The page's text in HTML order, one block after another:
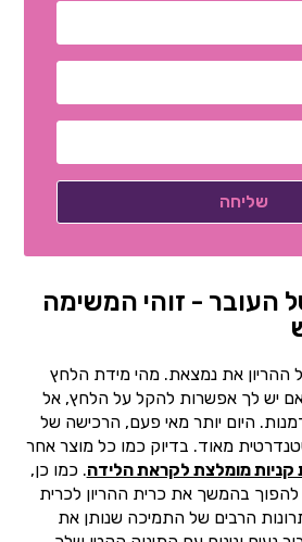
העובר - זוהי המשימה
ההריון את נמצאת. מהי מידת הלחץ
יש לך אפשרות להקל על הלחץ, אל
היום יותר מאי פעם, הרכישה של
מאוד. בדיוק כמו כל מוצר אחר
קניות מומלצת לקראת הלידה. כמו כן,
בהמשך את כרית ההריון לכרית
הרבים של התמיכה שנותן את